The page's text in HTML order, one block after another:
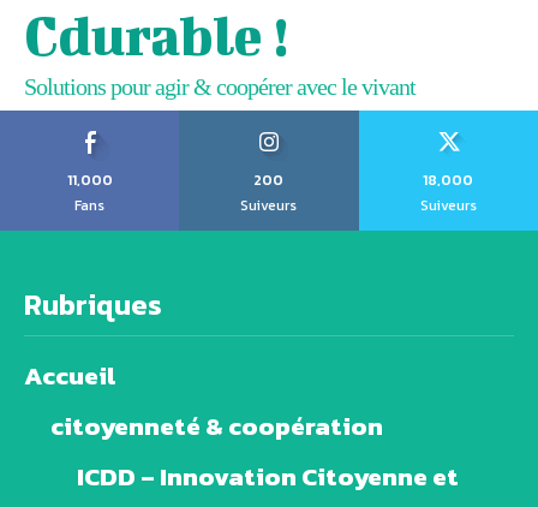
Cdurable !
Solutions pour agir & coopérer avec le vivant
11,000
Fans
200
Suiveurs
18,000
Suiveurs
Rubriques
Accueil
citoyenneté & coopération
ICDD – Innovation Citoyenne et